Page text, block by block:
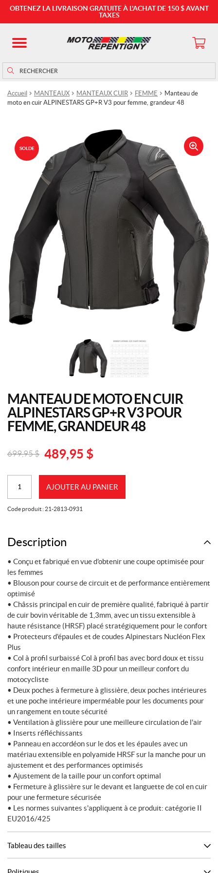
OBTENEZ LA LIVRAISON GRATUITE À L'ACHAT DE 150 $ AVANT
TAXES
Rechercher :
Rechercher
Accueil MANTEAUX MANTEAUX CUIR FEMME
Manteau de
moto en cuir ALPINESTARS GP+R V3 pour femme, grandeur 48
SOLDE
MANTEAU DE MOTO EN CUIR
ALPINESTARS GP+R V3 POUR
FEMME, GRANDEUR 48
699,95$
Original
price
was:
699,95
$.
489,95 $
Current
price
is:
489,95
$.
en
ALPINESTARS
GP+R
V3
pour
femme,
48
AJOUTER AU PANIER
Code produit : 21-2813-0931
Description
• Conçu et fabriqué en vue d’obtenir une coupe optimisée pour
les femmes
• Blouson pour course de circuit et de performance entièrement
optimisé
• Châssis principal en cuir de première qualité, fabriqué à partir
de cuir bovin véritable de 1,3mm, avec un tissu extensible à
haute résistance (HRSF) placé stratégiquement pour le confort
• Protecteurs d'épaules et de coudes Alpinestars Nucléon Flex
Plus
• Col à profil surbaissé Col à profil bas avec bord doux et tissu
confort intérieur en maille 3D pour un meilleur confort du
motocycliste
• Deux poches à fermeture à glissière, deux poches intérieures
et une poche intérieure imperméable pour les documents pour
un rangement en toute sécurité
• Ventilation à glissière pour une meilleure circulation de l'air
• Inserts réfléchissants
• Panneau en accordéon sur le dos et les épaules avec un
matériau extensible en polyamide HRSF sur la manche pour un
ajustement et des performances optimisés
• Ajustement de la taille pour un confort optimal
• Fermeture à glissière sur le devant et languette de col en cuir
pour une fermeture sécurisée
• Les normes suivantes s'appliquent à ce produit: catégorie II
EU2016/​425
Tableau des tailles